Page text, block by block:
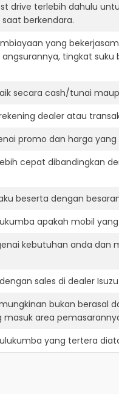
drive terlebih dahulu
berkendara.
yang
tingkat
secara cash/tunai
dealer atau
promo dan harga
cepat dibandingkan
beserta dengan
apakah mobil
kebutuhan anda dan
sales di dealer
bukan
area
yang tertera